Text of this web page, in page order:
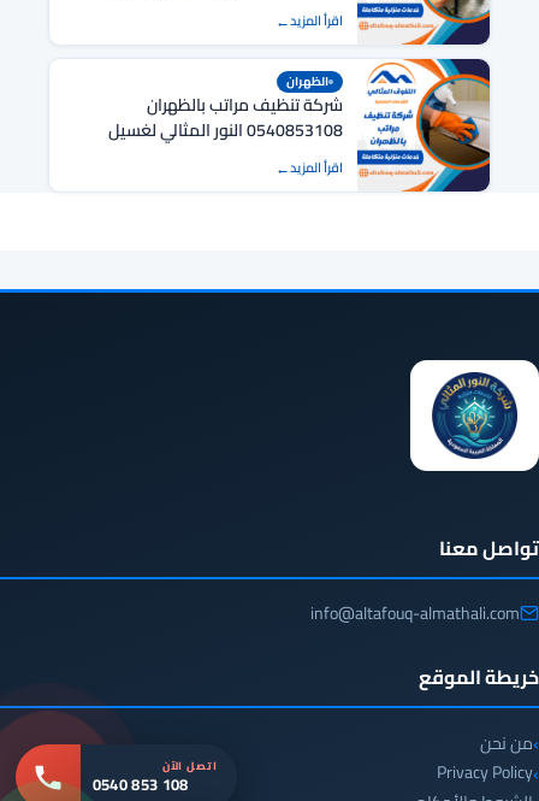
اقرأ المزيد
الظهران
شركة تنظيف مراتب بالظهران
0540853108 النور المثالي لغسيل
وتعقيم المراتب
اقرأ المزيد
تواصل معنا
info@altafouq-almathali.com
خريطة الموقع
من نحن
Privacy Policy
اتصل الآن
0540 853 108